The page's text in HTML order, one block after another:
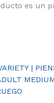
es un